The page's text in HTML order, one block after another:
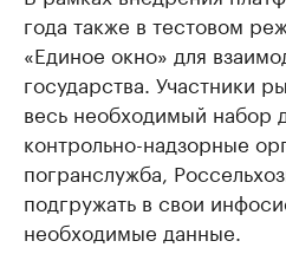
года также в тестовом
«Единое окно» для
государства. Участники
весь необходимый набор
контрольно-надзорные
погранслужба,
подгружать в свои
необходимые данные.